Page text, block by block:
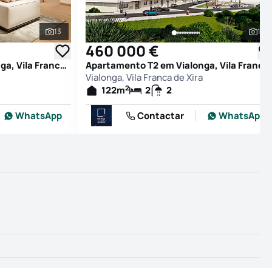
Ver todas as fotografias
13
Apartamento T2 em Vialonga, Vila Franca de Xira
WhatsApp
12
460 000 €
Vialonga, Vila Franca de Xira
122m2 2
2
Contactar
WhatsApp